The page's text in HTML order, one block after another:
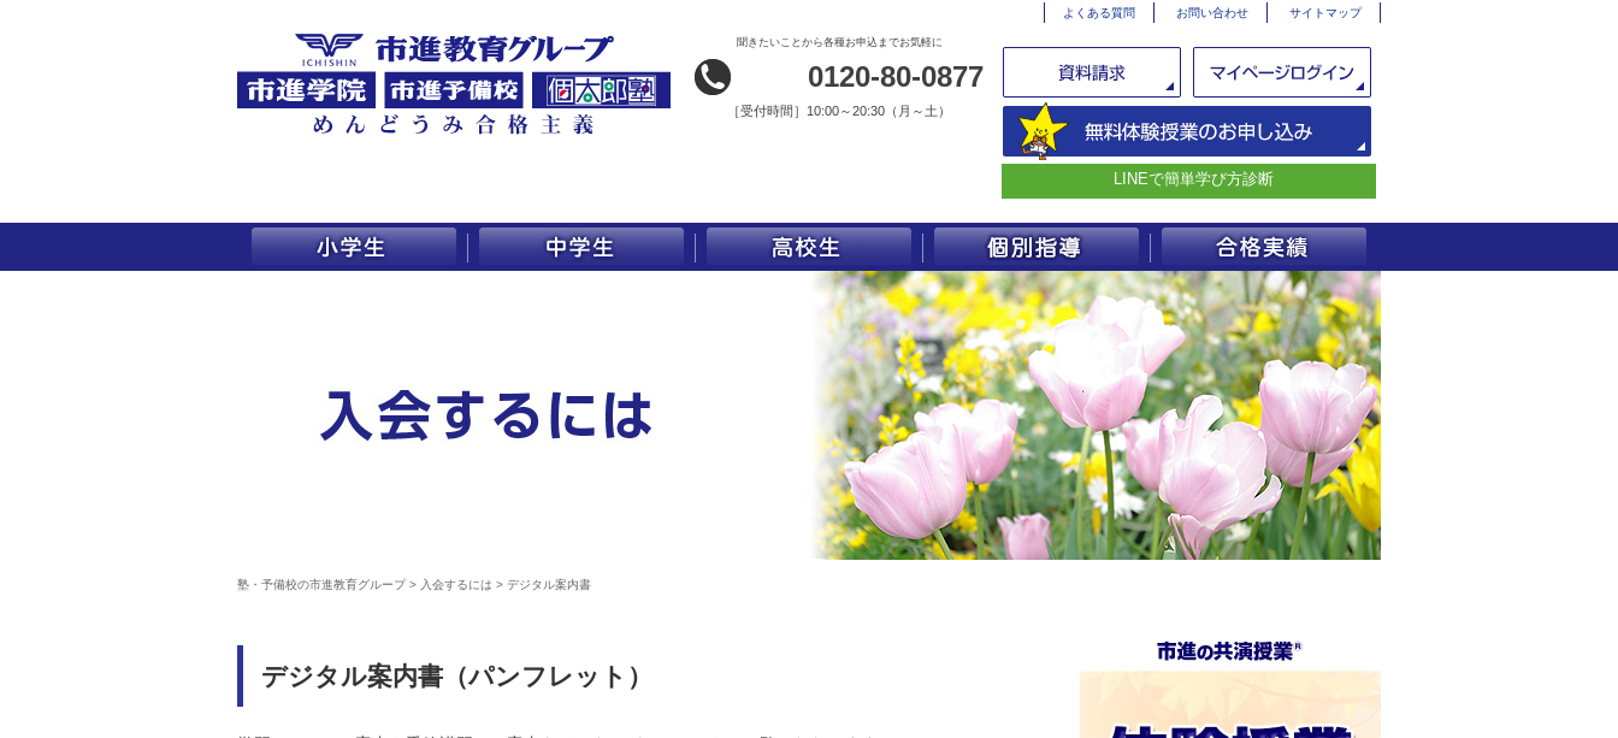
聞きたいことから各種お申込までお気軽に
0120-80-0877
［受付時間］10:00～20:30（月～土）
よくある質問 お問い合わせ サイトマップ
LINEで簡単学び方診断
塾・予備校の市進教育グループ> 入会するには > デジタル案内書
デジタル案内書（パンフレット）